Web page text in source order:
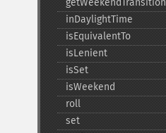
getWeekendTransition
inDaylightTime
isEquivalentTo
isLenient
isSet
isWeekend
roll
set